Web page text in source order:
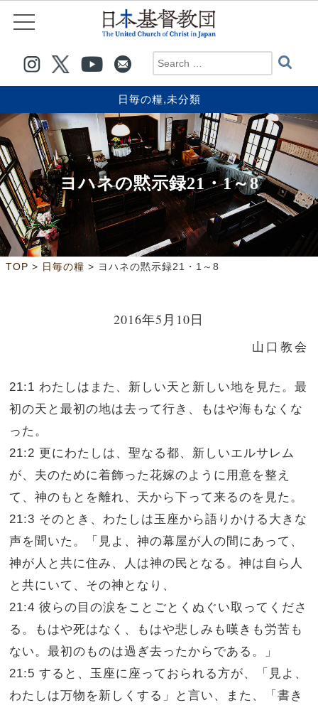
日毎の糧,未分類
ヨハネの黙示録21・1～8
TOP > 日毎の糧 > ヨハネの黙示録21・1～8
2016年5月10日
山口教会
21:1 わたしはまた、新しい天と新しい地を見た。最
初の天と最初の地は去って行き、もはや海もなくな
った。
21:2 更にわたしは、聖なる都、新しいエルサレム
が、夫のために着飾った花嫁のように用意を整え
て、神のもとを離れ、天から下って来るのを見た。
21:3 そのとき、わたしは玉座から語りかける大きな
声を聞いた。「見よ、神の幕屋が人の間にあって、
神が人と共に住み、人は神の民となる。神は自ら人
と共にいて、その神となり、
21:4 彼らの目の涙をことごとくぬぐい取ってくださ
る。もはや死はなく、もはや悲しみも嘆きも労苦も
ない。最初のものは過ぎ去ったからである。」
21:5 すると、玉座に座っておられる方が、「見よ、
わたしは万物を新しくする」と言い、また、「書き